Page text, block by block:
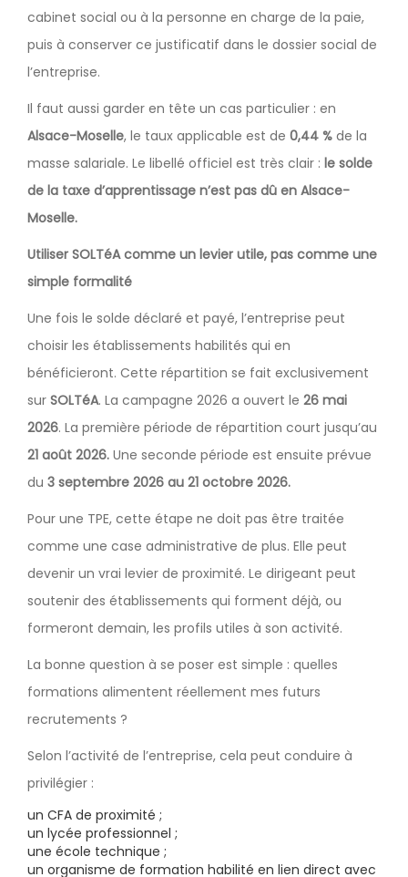
cabinet social ou à la personne en charge de la paie,
puis à conserver ce justificatif dans le dossier social de
l’entreprise.
Il faut aussi garder en tête un cas particulier : en
Alsace-Moselle, le taux applicable est de 0,44 % de la
masse salariale. Le libellé officiel est très clair : le solde
de la taxe d’apprentissage n’est pas dû en Alsace-
Moselle.
Utiliser SOLTéA comme un levier utile, pas comme une
simple formalité
Une fois le solde déclaré et payé, l’entreprise peut
choisir les établissements habilités qui en
bénéficieront. Cette répartition se fait exclusivement
sur SOLTéA. La campagne 2026 a ouvert le 26 mai
2026. La première période de répartition court jusqu’au
21 août 2026. Une seconde période est ensuite prévue
du 3 septembre 2026 au 21 octobre 2026.
Pour une TPE, cette étape ne doit pas être traitée
comme une case administrative de plus. Elle peut
devenir un vrai levier de proximité. Le dirigeant peut
soutenir des établissements qui forment déjà, ou
formeront demain, les profils utiles à son activité.
La bonne question à se poser est simple : quelles
formations alimentent réellement mes futurs
recrutements ?
Selon l’activité de l’entreprise, cela peut conduire à
privilégier :
un CFA de proximité ;
un lycée professionnel ;
une école technique ;
un organisme de formation habilité en lien direct avec